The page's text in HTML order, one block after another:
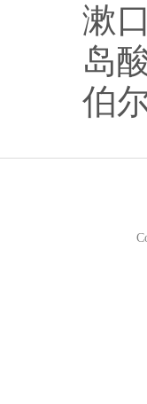
漱
岛
伯